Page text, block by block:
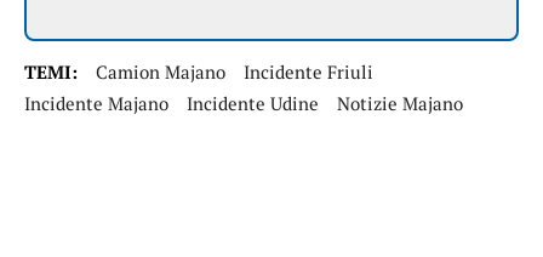
TEMI: Camion Majano
Incidente Friuli
Incidente Majano
Incidente Udine Notizie Majano